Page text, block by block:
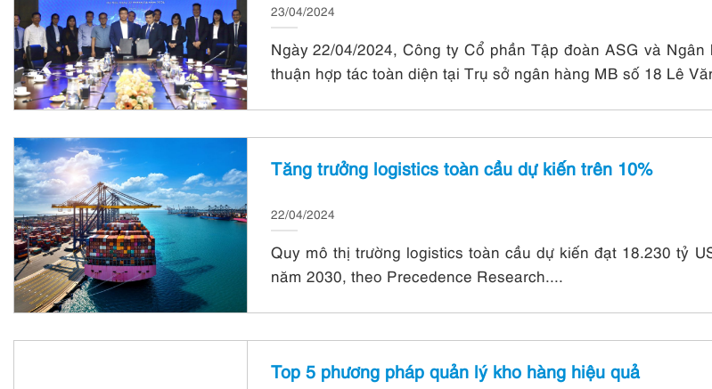
23/04/2024
Ngày 22/04/2024, Công ty Cổ phần Tập đoàn ASG và
thuận hợp tác toàn diện tại Trụ sở ngân hàng MB số 18 Lê
Tăng trưởng logistics toàn cầu dự kiến trên 10%
22/04/2024
Quy mô thị trường logistics toàn cầu dự kiến đạt 18.230 tỷ
năm 2030, theo Precedence Research....
Top 5 phương pháp quản lý kho hàng hiệu quả